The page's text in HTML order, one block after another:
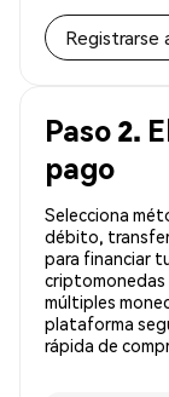
Registrarse
Paso 2.
pago
Selecciona
débito,
para financiar
múltiples
plataforma
rápida de